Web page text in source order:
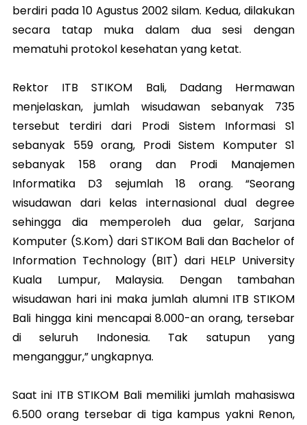
berdiri pada 10 Agustus 2002 silam. Kedua, dilakukan
secara tatap muka dalam dua sesi dengan
mematuhi protokol kesehatan yang ketat.
Rektor ITB STIKOM Bali, Dadang Hermawan
menjelaskan, jumlah wisudawan sebanyak 735
tersebut terdiri dari Prodi Sistem Informasi S1
sebanyak 559 orang, Prodi Sistem Komputer S1
sebanyak 158 orang dan Prodi Manajemen
Informatika D3 sejumlah 18 orang. “Seorang
wisudawan dari kelas internasional dual degree
sehingga dia memperoleh dua gelar, Sarjana
Komputer (S.Kom) dari STIKOM Bali dan Bachelor of
Information Technology (BIT) dari HELP University
Kuala Lumpur, Malaysia. Dengan tambahan
wisudawan hari ini maka jumlah alumni ITB STIKOM
Bali hingga kini mencapai 8.000-an orang, tersebar
di seluruh Indonesia. Tak satupun yang
menganggur,” ungkapnya.
Saat ini ITB STIKOM Bali memiliki jumlah mahasiswa
6.500 orang tersebar di tiga kampus yakni Renon,